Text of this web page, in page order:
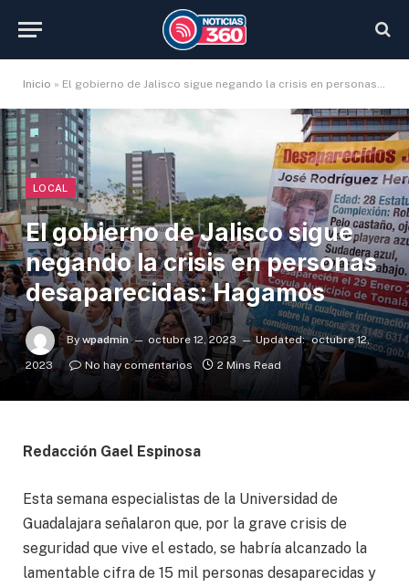
Inicio » El gobierno de Jalisco sigue negando la crisis en personas desaparecidas: Hagamos
LOCAL
El gobierno de Jalisco sigue
negando la crisis en personas
desaparecidas: Hagamos
By wpadmin octubre 12, 2023 Updated: octubre 12,
2023
No hay comentarios 2 Mins Read
Redacción Gael Espinosa
Esta semana especialistas de la Universidad de
Guadalajara señalaron que, por la grave crisis de
seguridad que vive el estado, se habría alcanzado la
lamentable cifra de 15 mil personas desaparecidas y